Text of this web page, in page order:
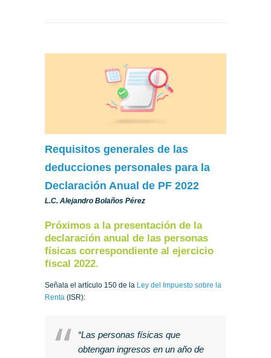
Requisitos generales de las
deducciones personales para la
Declaración Anual de PF 2022
L.C. Alejandro Bolaños Pérez
Próximos a la presentación de la
declaración anual de las personas
físicas correspondiente al ejercicio
fiscal 2022.
Señala el artículo 150 de la Ley del Impuesto sobre la
Renta (ISR):
“Las personas físicas que
obtengan ingresos en un año de